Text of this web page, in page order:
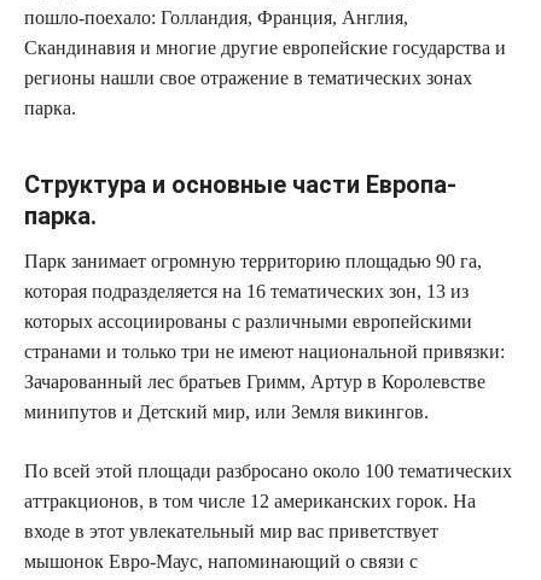
пошло-поехало: Голландия, Франция, Англия,
Скандинавия и многие другие европейские государства и
регионы нашли свое отражение в тематических зонах
парка.
Структура и основные части Европа-
парка.
Парк занимает огромную территорию площадью 90 га,
которая подразделяется на 16 тематических зон, 13 из
которых ассоциированы с различными европейскими
странами и только три не имеют национальной привязки:
Зачарованный лес братьев Гримм, Артур в Королевстве
минипутов и Детский мир, или Земля викингов.
По всей этой площади разбросано около 100 тематических
аттракционов, в том числе 12 американских горок. На
входе в этот увлекательный мир вас приветствует
мышонок Евро-Маус, напоминающий о связи с